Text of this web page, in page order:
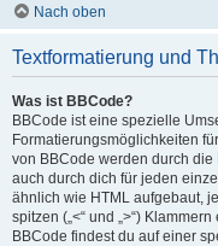
Nach oben
Textformatierung und
Was ist BBCode?
BBCode ist eine spezielle
Formatierungsmöglichkeiten
von BBCode werden durch
auch durch dich für jeden
ähnlich wie HTML aufgebaut,
spitzen („<“ und „>“)
BBCode findest du auf einer